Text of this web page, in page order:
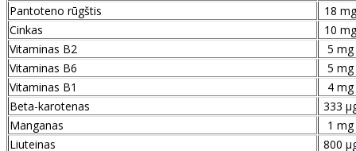
Pantoteno rūgštis
18 mg
Cinkas
10 mg
Vitaminas B2
5 mg
Vitaminas B6
5 mg
Vitaminas B1
4 mg
Beta-karotenas
333
Manganas
1 mg
Liuteinas
800